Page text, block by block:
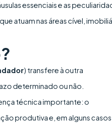
essenciais e as
atuam nas áreas cível,
) transfere à outra
determinado ou não.
técnica importante: o
produtiva e, em alguns